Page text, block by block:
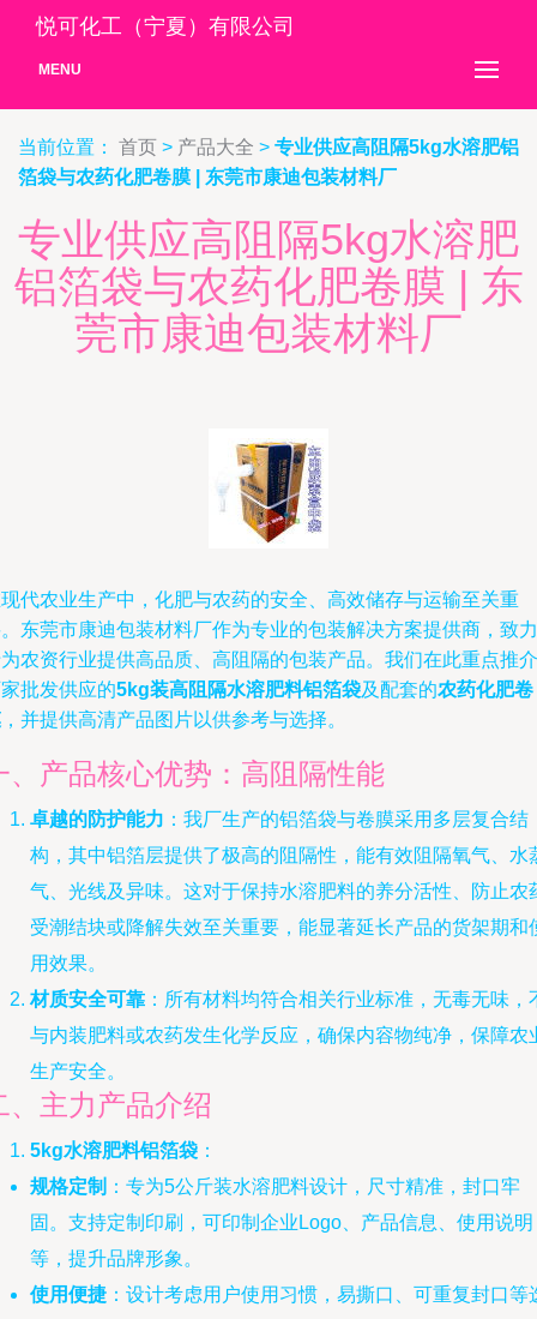
悦可化工（宁夏）有限公司
MENU
当前位置： 首页 > 产品大全 > 专业供应高阻隔5kg水溶肥铝
箔袋与农药化肥卷膜 | 东莞市康迪包装材料厂
专业供应高阻隔5kg水溶肥
铝箔袋与农药化肥卷膜 | 东
莞市康迪包装材料厂
代农业生产中，化肥与农药的安全、高效储存与运输至关重
东莞市康迪包装材料厂作为专业的包装解决方案提供商，致力
农资行业提供高品质、高阻隔的包装产品。我们在此重点推介
批发供应的5kg装高阻隔水溶肥料铝箔袋及配套的农药化肥卷
，并提供高清产品图片以供参考与选择。
、产品核心优势：高阻隔性能
卓越的防护能力 ：我厂生产的铝箔袋与卷膜采用多层复合结
构，其中铝箔层提供了极高的阻隔性，能有效阻隔氧气、水
气、光线及异味。这对于保持水溶肥料的养分活性、防止农
受潮结块或降解失效至关重要，能显著延长产品的货架期和
用效果。
材质安全可靠 ：所有材料均符合相关行业标准，无毒无味，
与内装肥料或农药发生化学反应，确保内容物纯净，保障农
生产安全。
、主力产品介绍
5kg水溶肥料铝箔袋 ：
规格定制 ：专为5公斤装水溶肥料设计，尺寸精准，封口牢
固。支持定制印刷，可印制企业Logo、产品信息、使用说明
等，提升品牌形象。
使用便捷 ：设计考虑用户使用习惯，易撕口、可重复封口等